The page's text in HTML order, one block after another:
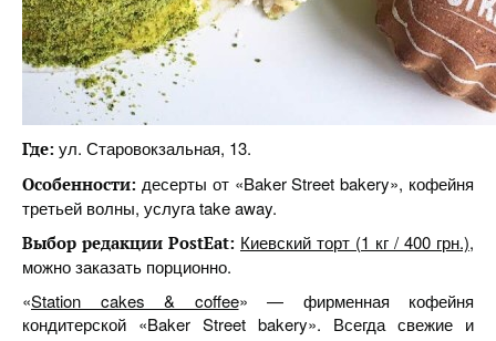
Где: ул. Старовокзальная, 13.
Особенности: десерты от «Baker Street bakery», кофейня
третьей волны, услуга take away.
Выбор редакции PostEat: Киевский торт (1 кг / 400 грн.),
можно заказать порционно.
«Station cakes & coffee» — фирменная кофейня
кондитерской «Baker Street bakery». Всегда свежие и